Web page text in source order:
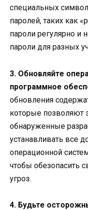
специальных
паролей, таких как
пароли регулярно и
пароли для разных
3. Обновляйте
программное
обновления
которые позволяют
обнаруженные
устанавливать все
операционной
чтобы обезопасить
угроз.
4. Будьте